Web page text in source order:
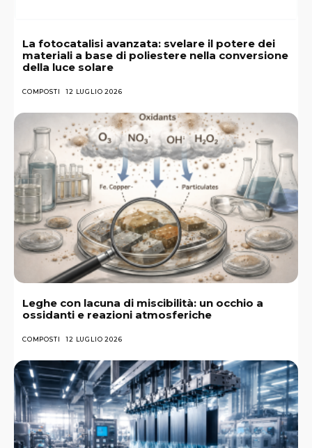
La fotocatalisi avanzata: svelare il potere dei
materiali a base di poliestere nella conversione
della luce solare
COMPOSTI 12 LUGLIO 2026
Leghe con lacuna di miscibilità: un occhio a
ossidanti e reazioni atmosferiche
COMPOSTI 12 LUGLIO 2026